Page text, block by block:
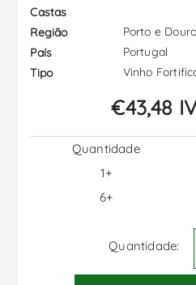
Castas
Região
Porto e Douro
País
Portugal
Tipo
Vinho
€43,48
Quantidade
1+
6+
Quantidade: